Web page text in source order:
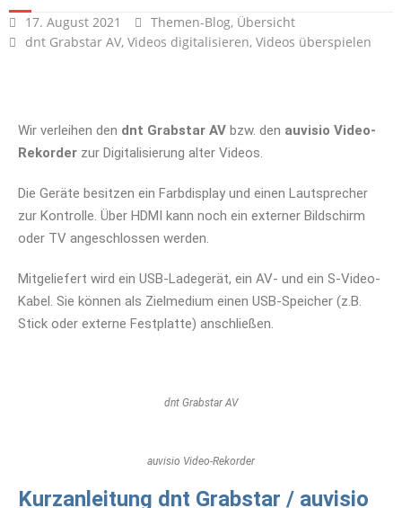
17. August 2021 Themen-Blog, Übersicht
dnt Grabstar AV, Videos digitalisieren, Videos überspielen
Wir verleihen den dnt Grabstar AV bzw. den auvisio Video-
Rekorder zur Digitalisierung alter Videos.
Die Geräte besitzen ein Farbdisplay und einen Lautsprecher
zur Kontrolle. Über HDMI kann noch ein externer Bildschirm
oder TV angeschlossen werden.
Mitgeliefert wird ein USB-Ladegerät, ein AV- und ein S-Video-
Kabel. Sie können als Zielmedium einen USB-Speicher (z.B.
Stick oder externe Festplatte) anschließen.
dnt Grabstar AV
auvisio Video-Rekorder
Kurzanleitung dnt Grabstar / auvisio